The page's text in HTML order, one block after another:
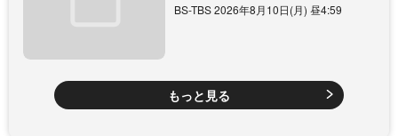
BS-TBS 2026年8月10日(月) 昼4:59
もっと見る